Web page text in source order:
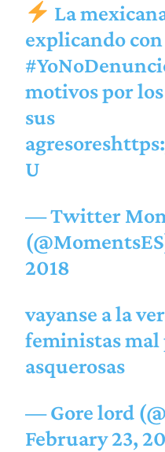
La
explicando con
motivos por
sus
agresores
U
— Twitter
2018
vayanse a la
feministas mal
asquerosas
— Gore lord
February 23,